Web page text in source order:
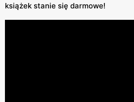
książek stanie się darmowe!